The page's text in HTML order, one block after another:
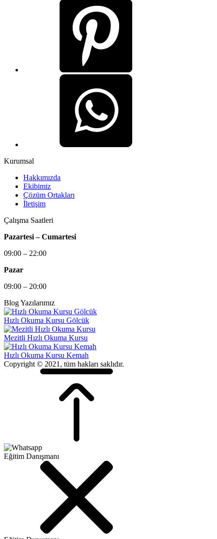
Kurumsal
Hakkımızda
Ekibimiz
Çözüm Ortakları
İletişim
Çalışma Saatleri
Pazartesi – Cumartesi
09:00 – 22:00
Pazar
09:00 – 20:00
Blog Yazılarımız
Hızlı Okuma Kursu Gölcük
Mezitli Hızlı Okuma Kursu
Hızlı Okuma Kursu Kemah
Copyright © 2021, tüm hakları saklıdır.
Eğitim Danışmanı